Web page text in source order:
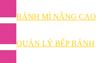
BÁNH MÌ NÂNG CAO
QUẢN LÝ BẾP BÁNH